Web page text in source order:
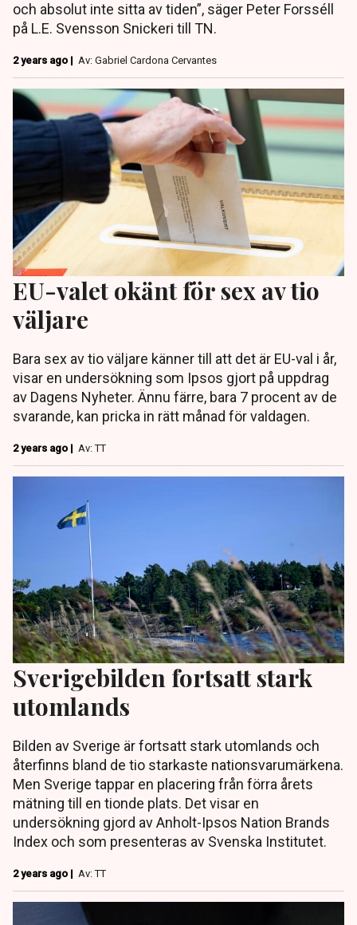
och absolut inte sitta av tiden”, säger Peter Forsséll
på L.E. Svensson Snickeri till TN.
2 years ago | Av: Gabriel Cardona Cervantes
EU-valet okänt för sex av tio
väljare
Bara sex av tio väljare känner till att det är EU-val i år,
visar en undersökning som Ipsos gjort på uppdrag
av Dagens Nyheter. Ännu färre, bara 7 procent av de
svarande, kan pricka in rätt månad för valdagen.
2 years ago | Av: TT
Sverigebilden fortsatt stark
utomlands
Bilden av Sverige är fortsatt stark utomlands och
återfinns bland de tio starkaste nationsvarumärkena.
Men Sverige tappar en placering från förra årets
mätning till en tionde plats. Det visar en
undersökning gjord av Anholt-Ipsos Nation Brands
Index och som presenteras av Svenska Institutet.
2 years ago | Av: TT